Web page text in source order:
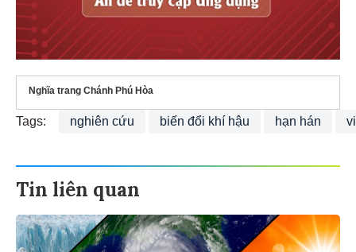
Nghĩa trang Chánh Phú Hòa
Tags: nghiên cứu biến đổi khí hậu hạn hán
Tin liên quan